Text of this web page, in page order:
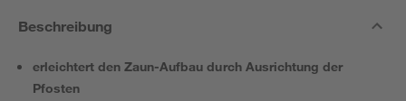
Beschreibung
erleichtert den Zaun-Aufbau durch Ausrichtung der
Pfosten